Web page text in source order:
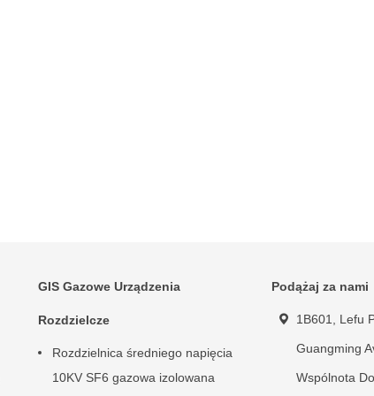
GIS Gazowe Urządzenia
Rozdzielcze
Rozdzielnica średniego napięcia
10KV SF6 gazowa izolowana
Podążaj za nami
1B601, Lefu
Guangming
Wspólnota